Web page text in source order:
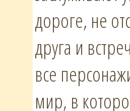
дороге, не
друга и
все
мир, в